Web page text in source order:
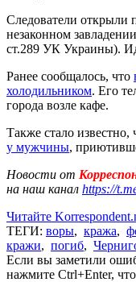
Следователи открыли
незаконном
ст.289 УК Украины).
Ранее сообщалось, что
холодильником. Его
города возле кафе.
Также стало
у мужчины,
Новости от
на наш канал https://
Читайте
ТЕГИ: воры, кража,
кражи, погиб,
Если вы заметили
нажмите Ctrl+Enter,